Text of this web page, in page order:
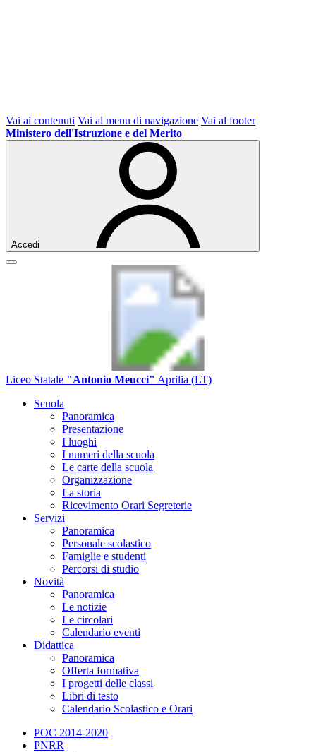
Vai ai contenuti Vai al menu di navigazione Vai al footer
Ministero dell'Istruzione e del Merito
Accedi
Liceo Statale "Antonio Meucci" Aprilia (LT)
Scuola
Panoramica
Presentazione
I luoghi
I numeri della scuola
Le carte della scuola
Organizzazione
La storia
Ricevimento Orari Segreterie
Servizi
Panoramica
Personale scolastico
Famiglie e studenti
Percorsi di studio
Novità
Panoramica
Le notizie
Le circolari
Calendario eventi
Didattica
Panoramica
Offerta formativa
I progetti delle classi
Libri di testo
Calendario Scolastico e Orari
POC 2014-2020
PNRR